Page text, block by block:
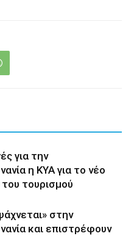
για την
η ΚΥΑ για το νέο
τουρισμού
στην
και επιστρέφουν